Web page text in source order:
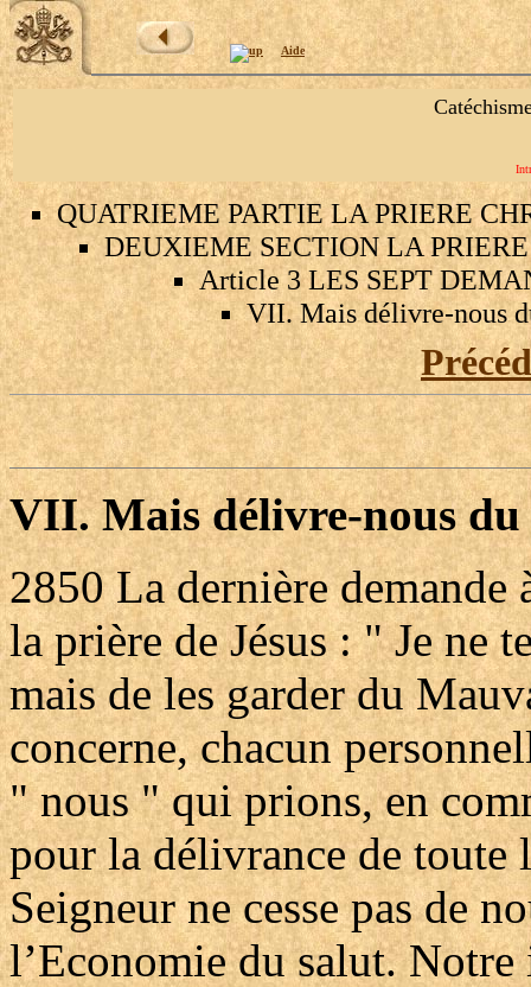
Aide
QUATRIEME PARTIE LA PRIERE
DEUXIEME SECTION LA
Article 3 LES SEPT
VII. Mais délivre-nous
VII. Mais délivre-nous
2850 La dernière demande
la prière de Jésus : " Je ne
mais de les garder du
concerne, chacun
" nous " qui prions, en
pour la délivrance de
Seigneur ne cesse pas de
l’Economie du salut. Notre